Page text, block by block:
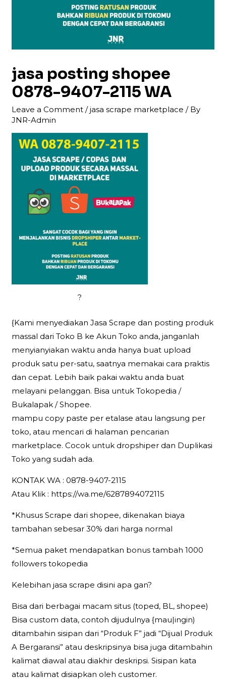
jasa posting shopee
0878-9407-2115 WA
Leave a Comment /jasa scrape marketplace / By
JNR-Admin
?
{Kami menyediakan Jasa Scrape dan posting produk
massal dari Toko B ke Akun Toko anda, janganlah
menyianyiakan waktu anda hanya buat upload
produk satu per-satu, saatnya memakai cara praktis
dan cepat. Lebih baik pakai waktu anda buat
melayani pelanggan. Bisa untuk Tokopedia /
Bukalapak / Shopee.
mampu copy paste per etalase atau langsung per
toko, atau mencari di halaman pencarian
marketplace. Cocok untuk dropshiper dan Duplikasi
Toko yang sudah ada.
KONTAK WA : 0878-9407-2115
Atau Klik : https://wa.me/6287894072115
*Khusus Scrape dari shopee, dikenakan biaya
tambahan sebesar 30% dari harga normal
*Semua paket mendapatkan bonus tambah 1000
followers tokopedia
Kelebihan jasa scrape disini apa gan?
Bisa dari berbagai macam situs (toped, BL, shopee)
Bisa custom data, contoh dijudulnya {mau|ingin)
ditambahin sisipan dari “Produk F” jadi “Dijual Produk
A Bergaransi” atau deskripsinya bisa juga ditambahin
kalimat diawal atau diakhir deskripsi. Sisipan kata
atau kalimat disiapkan oleh customer.